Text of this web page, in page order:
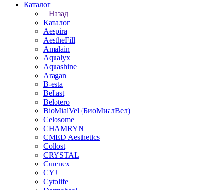
Каталог
Назад
Каталог
Aespira
AestheFill
Amalain
Aqualyx
Aquashine
Aragan
B-esta
Bellast
Belotero
BioMialVel (БиоМиалВел)
Celosome
CHAMRYN
CMED Aesthetics
Collost
CRYSTAL
Curenex
CYJ
Cytolife